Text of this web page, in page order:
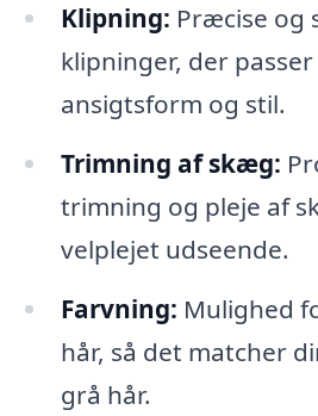
Klipning: Præcise og
klipninger, der
ansigtsform og stil.
Trimning af skæg:
trimning og pleje af
velplejet udseende.
Farvning: Mulighed
hår, så det matcher
grå hår.